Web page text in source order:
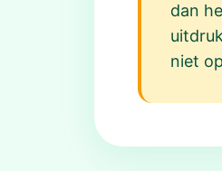
dan
niet